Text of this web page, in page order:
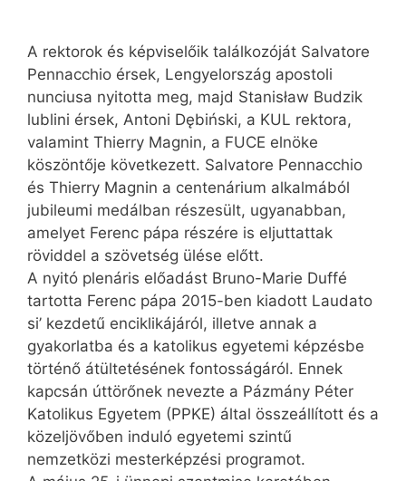
A rektorok és képviselőik találkozóját Salvatore
Penna­cchio érsek, Lengyelország apos­toli
nunciusa nyitotta meg, majd Stanisław Budzik
lublini érsek, Antoni Dębiński, a KUL rektora,
valamint Thierry Magnin, a FUCE elnöke
köszöntője következett. Salva­tore Pennac­chio
és Thierry Mag­nin a centenárium alkalmából
jubileumi medálban részesült, ugyanabban,
amelyet Ferenc pápa részére is eljuttattak
röviddel a szövetség ülése előtt.
A nyitó plenáris előadást Bruno-Marie Duffé
tartotta Ferenc pápa 2015-ben kiadott Laudato
si’ kezdetű enciklikájáról, illetve annak a
gyakorlatba és a katolikus egyetemi képzésbe
történő átültetésének fontosságáról. Ennek
kapcsán úttörőnek nevezte a Pázmány Péter
Katolikus Egyetem (PPKE) által összeállított és a
közeljövőben induló egyetemi szintű
nemzetközi mesterképzési programot.